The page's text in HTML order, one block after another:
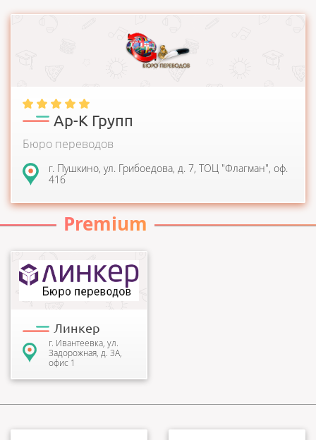
Основой деятельности бюро переводов AR-K Group является
предоставление качественных лингвистическ...
Ар-К Групп
Бюро переводов
г. Пушкино, ул. Грибоедова, д. 7, ТОЦ "Флагман", оф.
416
Premium
Сотрудники бюро
переводов выполняют
скоростной перевод, для
которого нужно меньше 30
минут. Готов...
Линкер
г. Ивантеевка, ул.
Задорожная, д. 3А,
офис 1